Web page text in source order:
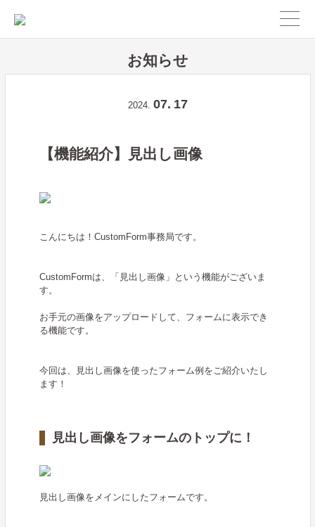
お知らせ
2024. 07. 17
【機能紹介】見出し画像
こんにちは！CustomForm事務局です。
CustomFormは、「見出し画像」という機能がございま
す。
お手元の画像をアップロードして、フォームに表示でき
る機能です。
今回は、見出し画像を使ったフォーム例をご紹介いたし
ます！
見出し画像をフォームのトップに！
見出し画像をメインにしたフォームです。